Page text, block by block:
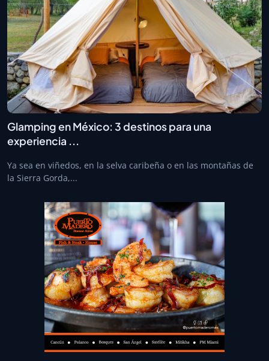
Glamping en México: 3 destinos para una
experiencia ...
Ya sea en viñedos, en la selva caribeña o en las montañas de
la Sierra Gorda,...